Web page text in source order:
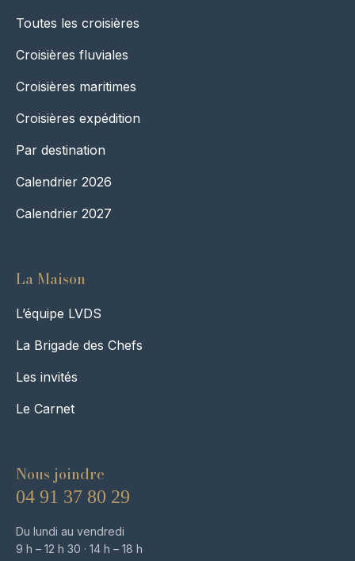
Toutes les croisières
Croisières fluviales
Croisières maritimes
Croisières expédition
Par destination
Calendrier 2026
Calendrier 2027
La Maison
L’équipe LVDS
La Brigade des Chefs
Les invités
Le Carnet
Nous joindre
04 91 37 80 29
Du lundi au vendredi
9 h – 12 h 30 · 14 h – 18 h